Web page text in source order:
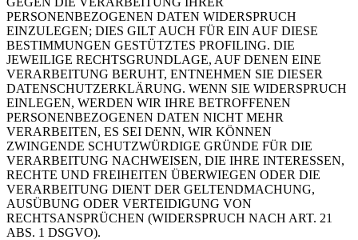
PERSONENBEZOGENEN DATEN WIDERSPRUCH
EINZULEGEN; DIES GILT AUCH FÜR EIN AUF DIESE
BESTIMMUNGEN GESTÜTZTES PROFILING. DIE
JEWEILIGE RECHTSGRUNDLAGE, AUF DENEN EINE
VERARBEITUNG BERUHT, ENTNEHMEN SIE DIESER
DATENSCHUTZERKLÄRUNG. WENN SIE WIDERSPRUCH
EINLEGEN, WERDEN WIR IHRE BETROFFENEN
PERSONENBEZOGENEN DATEN NICHT MEHR
VERARBEITEN, ES SEI DENN, WIR KÖNNEN
ZWINGENDE SCHUTZWÜRDIGE GRÜNDE FÜR DIE
VERARBEITUNG NACHWEISEN, DIE IHRE INTERESSEN,
RECHTE UND FREIHEITEN ÜBERWIEGEN ODER DIE
VERARBEITUNG DIENT DER GELTENDMACHUNG,
AUSÜBUNG ODER VERTEIDIGUNG VON
RECHTSANSPRÜCHEN (WIDERSPRUCH NACH ART. 21
ABS. 1 DSGVO).